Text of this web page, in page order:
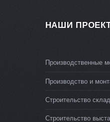
НАШИ
Производственные
Производство и
Строительство
Строительство